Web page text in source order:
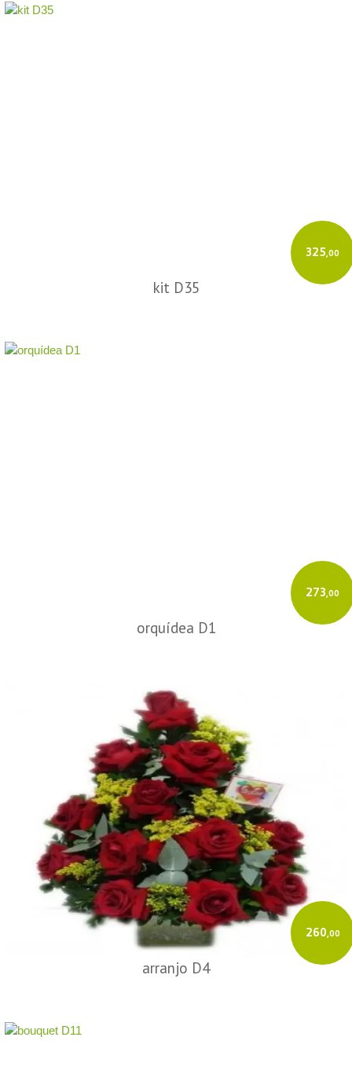
325,00
kit D35
273,00
orquídea D1
260,00
arranjo D4